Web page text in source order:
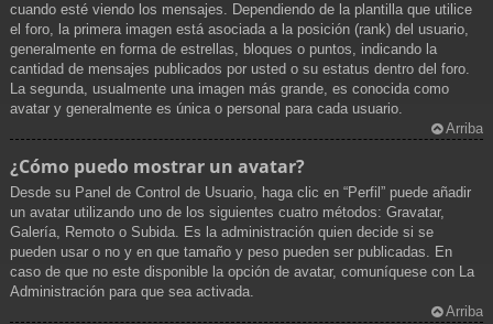
cuando esté viendo los mensajes. Dependiendo de la plantilla que utilice
el foro, la primera imagen está asociada a la posición (rank) del usuario,
generalmente en forma de estrellas, bloques o puntos, indicando la
cantidad de mensajes publicados por usted o su estatus dentro del foro.
La segunda, usualmente una imagen más grande, es conocida como
avatar y generalmente es única o personal para cada usuario.
Arriba
¿Cómo puedo mostrar un avatar?
Desde su Panel de Control de Usuario, haga clic en “Perfil” puede añadir
un avatar utilizando uno de los siguientes cuatro métodos: Gravatar,
Galería, Remoto o Subida. Es la administración quien decide si se
pueden usar o no y en que tamaño y peso pueden ser publicadas. En
caso de que no este disponible la opción de avatar, comuníquese con La
Administración para que sea activada.
Arriba